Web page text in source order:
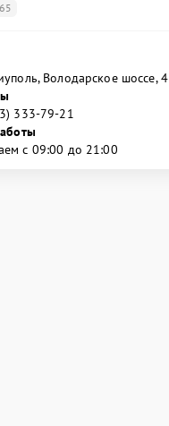
Володарское шоссе, 4
333-79-21
с 09:00 до 21:00